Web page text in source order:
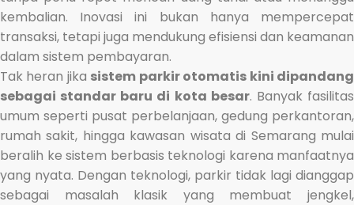
kembalian. Inovasi ini bukan hanya mempercepat
transaksi, tetapi juga mendukung efisiensi dan keamanan
dalam sistem pembayaran.
Tak heran jika sistem parkir otomatis kini dipandang
sebagai standar baru di kota besar. Banyak fasilitas
umum seperti pusat perbelanjaan, gedung perkantoran,
rumah sakit, hingga kawasan wisata di Semarang mulai
beralih ke sistem berbasis teknologi karena manfaatnya
yang nyata. Dengan teknologi, parkir tidak lagi dianggap
sebagai masalah klasik yang membuat jengkel,